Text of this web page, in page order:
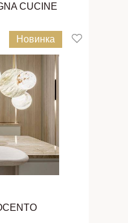
CUCINE
Новинка